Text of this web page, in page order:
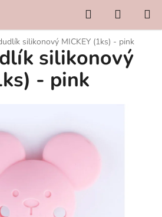
Hledat
KOŠÍK
silikonový MICKEY (1ks) - pink
silikonový
- pink